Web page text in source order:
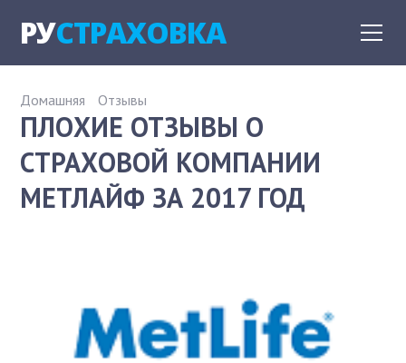
РУСТРАХОВКА
Домашняя Отзывы
ПЛОХИЕ ОТЗЫВЫ О
СТРАХОВОЙ КОМПАНИИ
МЕТЛАЙФ ЗА 2017 ГОД